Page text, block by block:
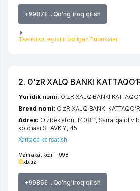
+99878 ...Qo'ng'iroq qilish
Tashkilot tegishli bo'lgan Rubrikalar
2. O'zR XALQ BANKI
Mamlakat kodi: +998
xb.uz
+99866 ...Qo'ng'iroq qilish
Yuridik nomi: O'zR XALQ BANKI
Brend nomi: O'zR XALQ BANKI
Adres: O'zbekiston, 140811, Samarqand
ko'chasi SHAVKIY, 45
Xaritada ko'rsatish